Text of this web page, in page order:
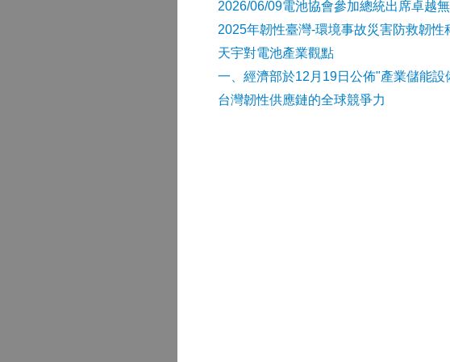
2026/06/09電池協會參加總統出席卓越
2025年韌性臺灣-環境事故災害防救韌
天宇對電池產業觀點
一、經濟部於12月19日公佈"產業儲能
台灣韌性供應鏈的全球競爭力